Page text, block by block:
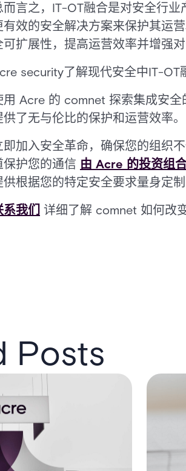
而言之，IT-OT融合是对安全行
有效的安全解决方案来保护其运
可扩展性，提高运营效率并增强对
security了解现代安全中IT-OT
用 Acre 的 comnet 探索集成安全
供了无与伦比的保护和运营效率。
即加入安全革命，确保您的组织
保护您的通信 由 Acre 的投资组
供根据您的特定安全要求量身定
系我们 详细了解 comnet 如何改
Posts